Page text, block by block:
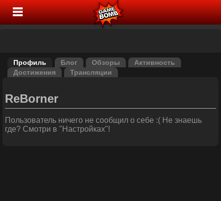
Профиль Блог Обзоры
Активность
Достижения
Трансляции
ReBorner
Пользователь ничего не сообщил о себе :( Не знаешь
где? Смотри в "Настройках"!